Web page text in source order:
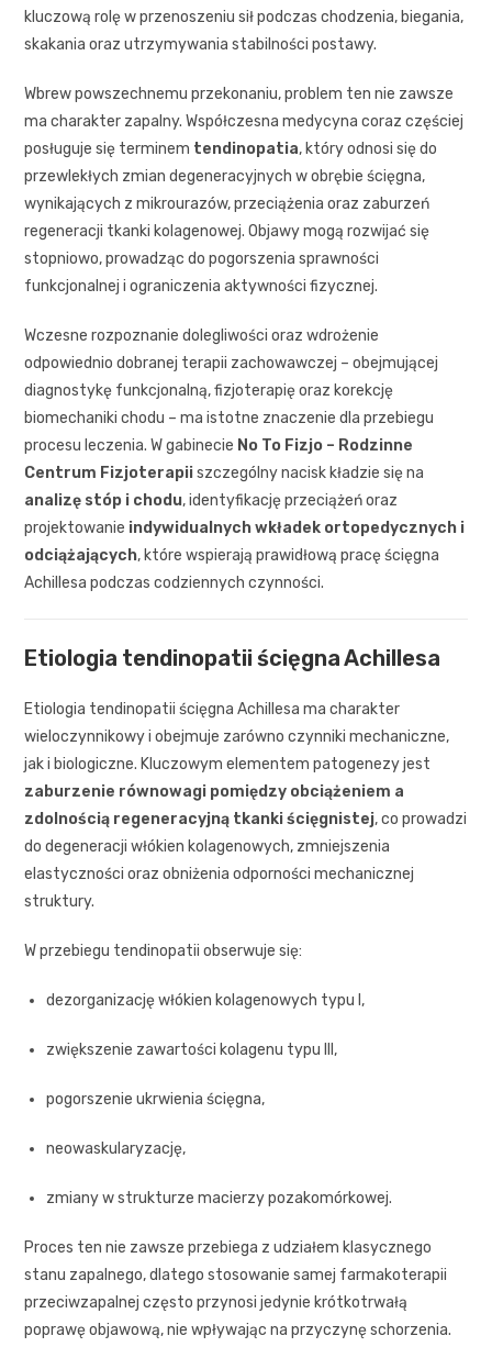
kluczową rolę w przenoszeniu sił podczas chodzenia, biegania,
skakania oraz utrzymywania stabilności postawy.
Wbrew powszechnemu przekonaniu, problem ten nie zawsze
ma charakter zapalny. Współczesna medycyna coraz częściej
posługuje się terminem tendinopatia, który odnosi się do
przewlekłych zmian degeneracyjnych w obrębie ścięgna,
wynikających z mikrourazów, przeciążenia oraz zaburzeń
regeneracji tkanki kolagenowej. Objawy mogą rozwijać się
stopniowo, prowadząc do pogorszenia sprawności
funkcjonalnej i ograniczenia aktywności fizycznej.
Wczesne rozpoznanie dolegliwości oraz wdrożenie
odpowiednio dobranej terapii zachowawczej – obejmującej
diagnostykę funkcjonalną, fizjoterapię oraz korekcję
biomechaniki chodu – ma istotne znaczenie dla przebiegu
procesu leczenia. W gabinecie No To Fizjo – Rodzinne
Centrum Fizjoterapiiszczególny nacisk kładzie się na
analizę stóp i chodu, identyfikację przeciążeń oraz
projektowanie indywidualnych wkładek ortopedycznych i
odciążających, które wspierają prawidłową pracę ścięgna
Achillesa podczas codziennych czynności.
Etiologia tendinopatii ścięgna Achillesa
Etiologia tendinopatii ścięgna Achillesa ma charakter
wieloczynnikowy i obejmuje zarówno czynniki mechaniczne,
jak i biologiczne. Kluczowym elementem patogenezy jest
zaburzenie równowagi pomiędzy obciążeniem a
zdolnością regeneracyjną tkanki ścięgnistej, co prowadzi
do degeneracji włókien kolagenowych, zmniejszenia
elastyczności oraz obniżenia odporności mechanicznej
struktury.
W przebiegu tendinopatii obserwuje się:
dezorganizację włókien kolagenowych typu I,
zwiększenie zawartości kolagenu typu III,
pogorszenie ukrwienia ścięgna,
neowaskularyzację,
zmiany w strukturze macierzy pozakomórkowej.
Proces ten nie zawsze przebiega z udziałem klasycznego
stanu zapalnego, dlatego stosowanie samej farmakoterapii
przeciwzapalnej często przynosi jedynie krótkotrwałą
poprawę objawową, nie wpływając na przyczynę schorzenia.